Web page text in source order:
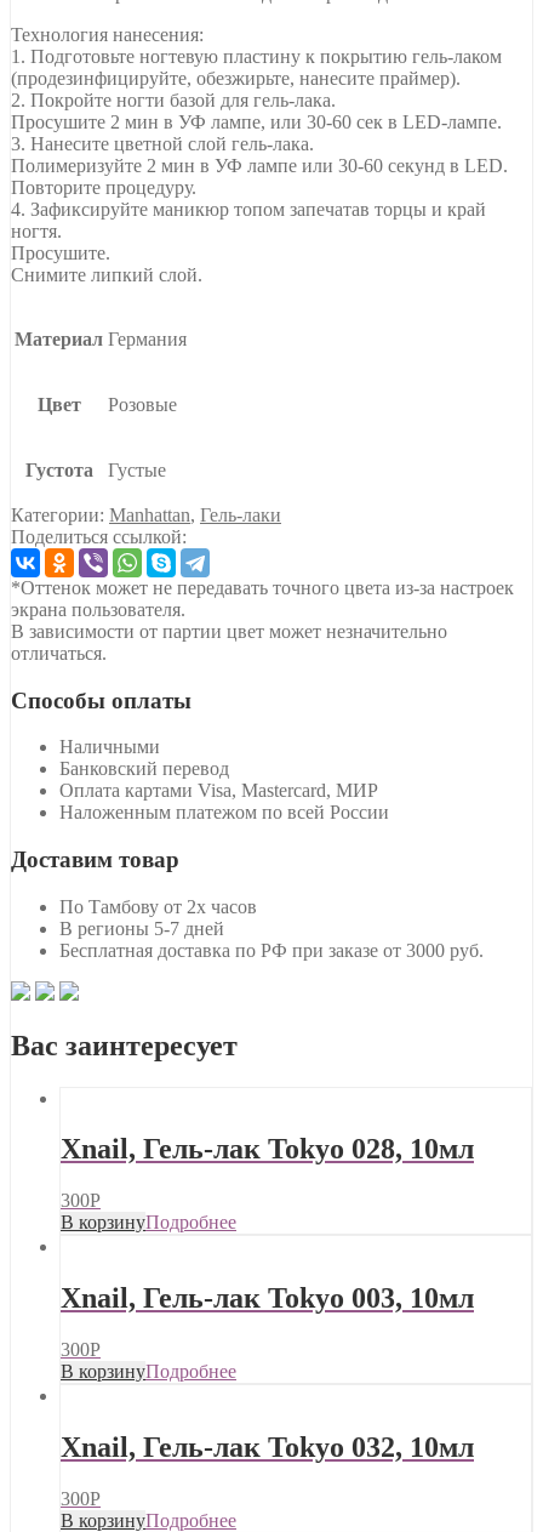
Технология нанесения:
1. Подготовьте ногтевую пластину к покрытию гель-лаком
(продезинфицируйте, обезжирьте, нанесите праймер).
2. Покройте ногти базой для гель-лака.
Просушите 2 мин в УФ лампе, или 30-60 сек в LED-лампе.
3. Нанесите цветной слой гель-лака.
Полимеризуйте 2 мин в УФ лампе или 30-60 секунд в LED.
Повторите процедуру.
4. Зафиксируйте маникюр топом запечатав торцы и край
ногтя.
Просушите.
Снимите липкий слой.
Материал Германия
Цвет Розовые
Густота Густые
Категории: Manhattan, Гель-лаки
Поделиться ссылкой:
*Оттенок может не передавать точного цвета из-за настроек
экрана пользователя.
В зависимости от партии цвет может незначительно
отличаться.
Способы оплаты
Наличными
Банковский перевод
Оплата картами Visa, Mastercard, МИР
Наложенным платежом по всей России
Доставим товар
По Тамбову от 2х часов
В регионы 5-7 дней
Бесплатная доставка по РФ при заказе от 3000 руб.
Вас заинтересует
Xnail, Гель-лак Tokyo 028, 10мл
300Р
В корзинуПодробнее
Xnail, Гель-лак Tokyo 003, 10мл
300Р
В корзинуПодробнее
Xnail, Гель-лак Tokyo 032, 10мл
300Р
В корзинуПодробнее